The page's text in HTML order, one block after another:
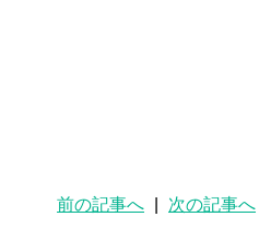
前の記事へ 次の記事へ